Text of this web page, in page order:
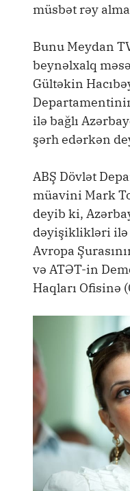
müsbət rəy
Bunu Meydan
beynəlxalq
Gültəkin
ilə bağlı
şərh edərkən
ABŞ Dövlət
müavini Mark
deyib ki,
dəyişiklikləri ilə
Avropa
və ATƏT-in
Haqları Ofisinə